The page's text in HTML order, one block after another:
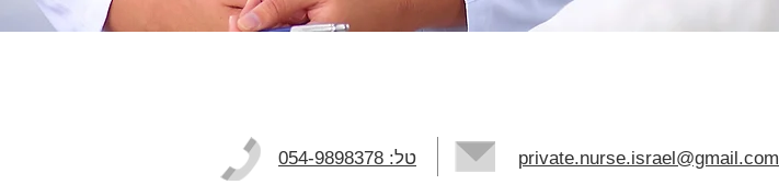
טל: 054-9898378 private.nurse.israel@gmail.com